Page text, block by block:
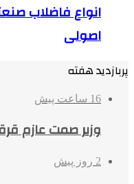
انواع فاضلاب
اصولی
پربازدید هفته
16 ساعت پیش
وزیر صمت عازم
2 روز پیش